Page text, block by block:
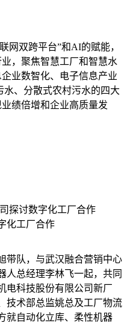
网双跨平台”和AI的赋能，
，聚焦智慧工厂和智慧水
业数智化、电子信息产业
、分散式农村污水的四大
绩倍增和企业高质量发
探讨数字化工厂合作
化工厂合作
带队，与武汉融合营销中心
人总经理李林飞一起，共同
电科技股份有限公司新厂
技术部总监姚总及工厂物流
就自动化立库、柔性机器